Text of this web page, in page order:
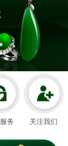
务 关注我们